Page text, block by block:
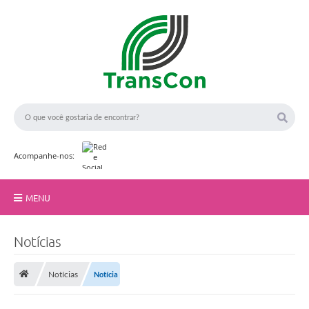
Acompanhe-nos:
MENU
Notícias
Notícias Notícia